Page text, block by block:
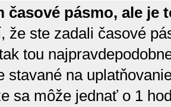
časové pásmo, ale je
že ste zadali časové
tou
stavané na
sa môže jednať o 1